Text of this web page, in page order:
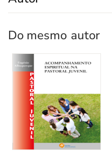
Do mesmo autor